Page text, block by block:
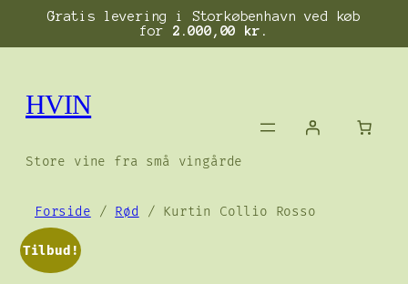
indhold
HVIN
Store vine fra små vingårde
Forside / Rød / Kurtin Collio Rosso
Tilbud!
Gratis levering i Storkøbenhavn ved køb
for 2.000,00 kr.